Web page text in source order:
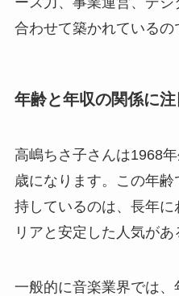
合わせて築かれているの
年齢と年収の関係に注
高嶋ちさ子さんは1968
歳になります。この年
持しているのは、長年
リアと安定した人気があ
一般的に音楽業界では